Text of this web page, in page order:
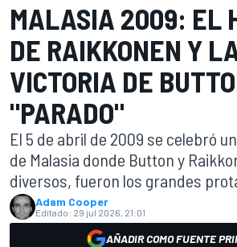
MALASIA 2009: EL
DE RAIKKONEN Y
VICTORIA DE
"PARADO"
El 5 de abril de 2009 se celebró
de Malasia donde Button y
diversos, fueron los grandes
Adam Cooper
Editado: 29 jul 2026, 21:01
AÑADIR COMO FUENTE